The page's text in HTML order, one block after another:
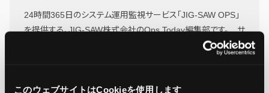
このウェブサイトはCookieを使用します
24時間365日のシステム運用監視サービス「JIG-SAW OPS」
を提供する、JIG-SAW株式会社のOps Today編集部です。 サ
ーバー運用監視実績50,000台の実績をもとに、システム運用